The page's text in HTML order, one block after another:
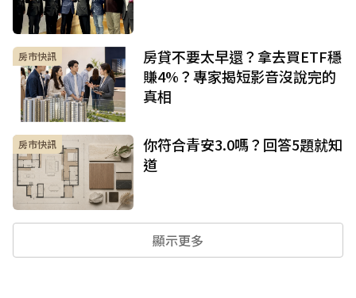
房市快訊
房貸不要太早還？拿去買ETF穩
賺4%？專家揭短影音沒說完的
真相
房市快訊
你符合青安3.0嗎？回答5題就知
道
顯示更多